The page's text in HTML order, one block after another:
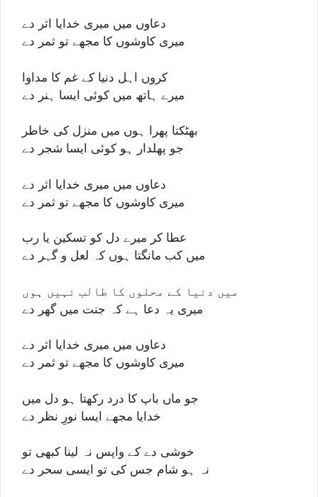
دعاوں میں میری خدایا اثر دے
میری کاوشوں کا مجھے تو ثمر دے
کروں اہل دنیا کے غم کا مداوا
میرے ہاتھ میں کوئی ایسا ہنر دے
بھٹکتا پھرا ہوں میں منزل کی خاطر
جو پھلدار ہو کوئی ایسا شجر دے
دعاوں میں میری خدایا اثر دے
میری کاوشوں کا مجھے تو ثمر دے
عطا کر میرے دل کو تسکین یا رب
میں کب مانگتا ہوں کہ لعل و گہر دے
میں دنیا کے محلوں کا طالب نہیں ہوں
میری یہ دعا ہے کہ جنت میں گھر دے
دعاوں میں میری خدایا اثر دے
میری کاوشوں کا مجھے تو ثمر دے
جو ماں باپ کا درد رکھتا ہو دل میں
خدایا مجھے ایسا نورِ نظر دے
خوشی دے کے واپس نہ لینا کبھی تو
نہ ہو شام جس کی تو ایسی سحر دے